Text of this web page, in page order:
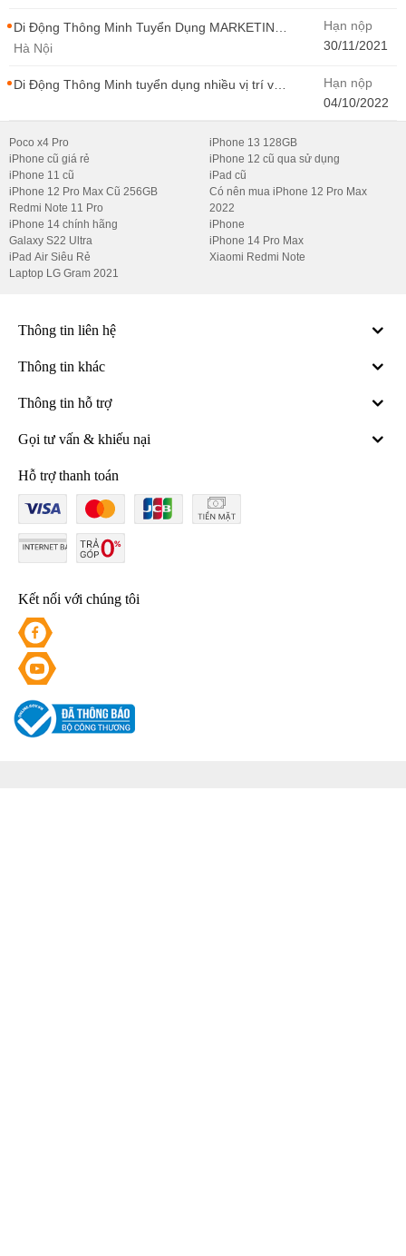
Di Động Thông Minh Tuyển Dụng MARKETING
- CONTENT WIRITER
Hà Nội
Hạn nộp
30/11/2021
Di Động Thông Minh tuyển dụng nhiều vị trí với
Thông Minh
Hạn nộp
04/10/2022
Poco x4 Pro
iPhone cũ giá rẻ
iPhone 11 cũ
iPhone 12 Pro Max Cũ 256GB
Redmi Note 11 Pro
iPhone 14 chính hãng
Galaxy S22 Ultra
iPad Air Siêu Rẻ
Laptop LG Gram 2021
iPhone 13 128GB
iPhone 12 cũ qua sử dụng
iPad cũ
Có nên mua iPhone 12 Pro Max
2022
iPhone
iPhone 14 Pro Max
Xiaomi Redmi Note
Thông tin liên hệ
Thông tin khác
Thông tin hỗ trợ
Gọi tư vấn & khiếu nại
Hỗ trợ thanh toán
Kết nối với chúng tôi